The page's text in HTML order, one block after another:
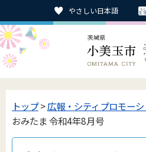
やさしい日本語
トップ>広報・シティプロモー
おみたま 令和4年8月号